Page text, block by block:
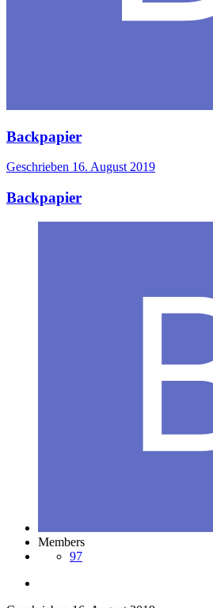
Backpapier
Geschrieben 16. August 2019
Backpapier
Members
97